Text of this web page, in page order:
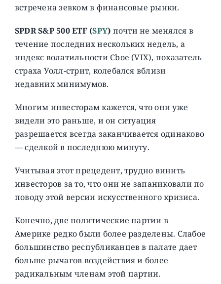
встречена зевком в финансовые рынки.
SPDR S&P 500 ETF (SPY) почти не менялся в
течение последних нескольких недель, а
индекс волатильности Cboe (VIX), показатель
страха Уолл-стрит, колебался вблизи
недавних минимумов.
Многим инвесторам кажется, что они уже
видели это раньше, и он ситуация
разрешается всегда заканчивается одинаково
— сделкой в последнюю минуту.
Учитывая этот прецедент, трудно винить
инвесторов за то, что они не запаниковали по
поводу этой версии искусственного кризиса.
Конечно, две политические партии в
Америке редко были более разделены. Слабое
большинство республиканцев в палате дает
больше рычагов воздействия и более
радикальным членам этой партии.